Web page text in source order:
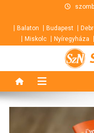
contentBalaton Budapest
Miskolc
Nyíregyháza